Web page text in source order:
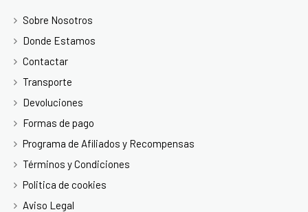
Sobre Nosotros
Donde Estamos
Contactar
Transporte
Devoluciones
Formas de pago
Programa de Afiliados y Recompensas
Términos y Condiciones
Politica de cookies
Aviso Legal